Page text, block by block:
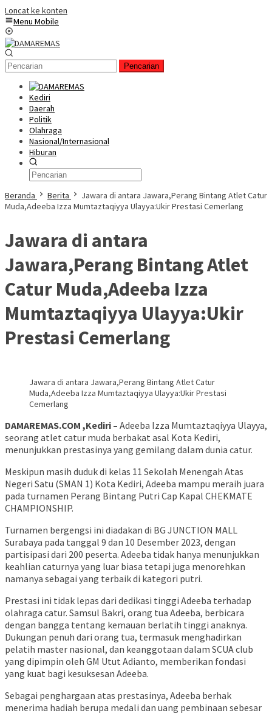
Loncat ke konten
Menu Mobile
Pencarian
Kediri
Daerah
Politik
Olahraga
Nasional/Internasional
Hiburan
Beranda Berita
Jawara di antara Jawara,Perang Bintang Atlet Catur
Muda,Adeeba Izza Mumtaztaqiyya Ulayya:Ukir Prestasi Cemerlang
Jawara di antara
Jawara,Perang Bintang Atlet
Catur Muda,Adeeba Izza
Mumtaztaqiyya Ulayya:Ukir
Prestasi Cemerlang
Jawara di antara Jawara,Perang Bintang Atlet Catur
Muda,Adeeba Izza Mumtaztaqiyya Ulayya:Ukir Prestasi
Cemerlang
DAMAREMAS.COM ,Kediri – Adeeba Izza Mumtaztaqiyya Ulayya,
seorang atlet catur muda berbakat asal Kota Kediri,
menunjukkan prestasinya yang gemilang dalam dunia catur.
Meskipun masih duduk di kelas 11 Sekolah Menengah Atas
Negeri Satu (SMAN 1) Kota Kediri, Adeeba mampu meraih juara
pada turnamen Perang Bintang Putri Cap Kapal CHEKMATE
CHAMPIONSHIP.
Turnamen bergengsi ini diadakan di BG JUNCTION MALL
Surabaya pada tanggal 9 dan 10 Desember 2023, dengan
partisipasi dari 200 peserta. Adeeba tidak hanya menunjukkan
keahlian caturnya yang luar biasa tetapi juga menorehkan
namanya sebagai yang terbaik di kategori putri.
Prestasi ini tidak lepas dari dedikasi tinggi Adeeba terhadap
olahraga catur. Samsul Bakri, orang tua Adeeba, berbicara
dengan bangga tentang kemauan berlatih tinggi anaknya.
Dukungan penuh dari orang tua, termasuk menghadirkan
pelatih master nasional, dan keanggotaan dalam SCUA club
yang dipimpin oleh GM Utut Adianto, memberikan fondasi
yang kuat bagi kesuksesan Adeeba.
Sebagai penghargaan atas prestasinya, Adeeba berhak
menerima hadiah berupa medali dan uang pembinaan sebesar